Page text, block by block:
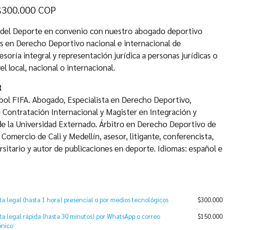
300.000Rango
precios:
desde
$150.000
$300.000
COP
Deporte en convenio con nuestro abogado deportivo
en Derecho Deportivo nacional e internacional de
integral y representación jurídica a personas jurídicas o
local, nacional o internacional.
FIFA. Abogado, Especialista en Derecho Deportivo,
Contratación Internacional y Magister en Integración y
la Universidad Externado. Árbitro en Derecho Deportivo de
Comercio de Cali y Medellín, asesor, litigante, conferencista,
y autor de publicaciones en deporte. Idiomas: español e
legal (hasta 1 hora) presencial o por medios tecnológicos $300.000
legal rápida (hasta 30 minutos) por WhatsApp o correo
$150.000